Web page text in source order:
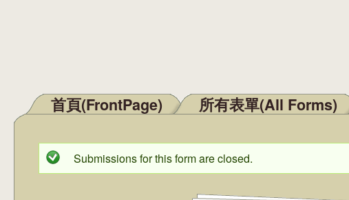
Main menu
首頁(FrontPage) 所有表單(All Forms)
Status message
Submissions for this form are closed.